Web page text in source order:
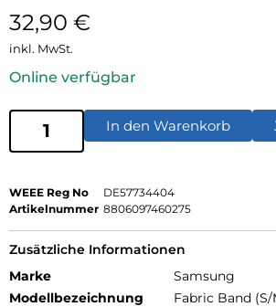
32,90 €
inkl. MwSt.
Online verfügbar
In den Warenkorb
WEEE Reg No
DE57734404
Artikelnummer 8806097460275
Zusätzliche Informationen
Marke
Samsung
Modellbezeichnung
Fabric Band (S/